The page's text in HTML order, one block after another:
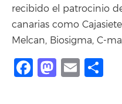
recibido el patrocinio
canarias como
Melcan, Biosigma, C-
Facebook
Email